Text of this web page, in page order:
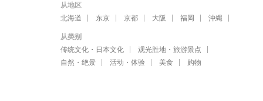
从地区
北海道
东京 京都 大阪 福岡 沖縄
从类别
传统文化・日本文化
观光胜地・旅游景点
自然・绝景
活动・体验 美食 购物